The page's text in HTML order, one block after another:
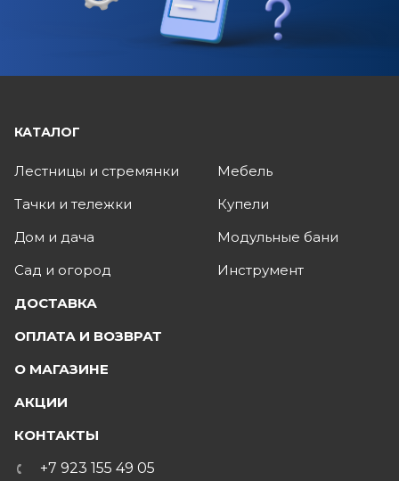
КАТАЛОГ
Лестницы и стремянки
Тачки и тележки
Дом и дача
Сад и огород
Мебель
Купели
Модульные бани
Инструмент
ДОСТАВКА
ОПЛАТА И ВОЗВРАТ
О МАГАЗИНЕ
АКЦИИ
КОНТАКТЫ
+7 923 155 49 05